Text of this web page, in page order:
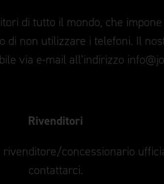
di tutto il mondo, che
di non utilizzare i telefoni. Il
via e-mail all’indirizzo
Rivenditori
concessionario
contattarci.